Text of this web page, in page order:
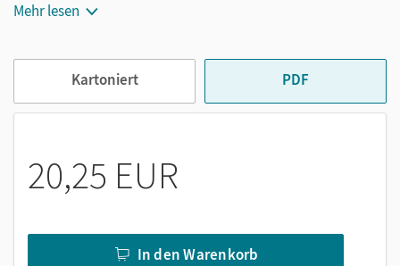
Schüler/-innen lernen, Texte zu planen und zu evaluieren -
Enthalten sind:
Selbsteinschätzungsaufgaben
Leistungsaufgaben
Mehr lesen
Kartoniert PDF
20,25 EUR
In den Warenkorb